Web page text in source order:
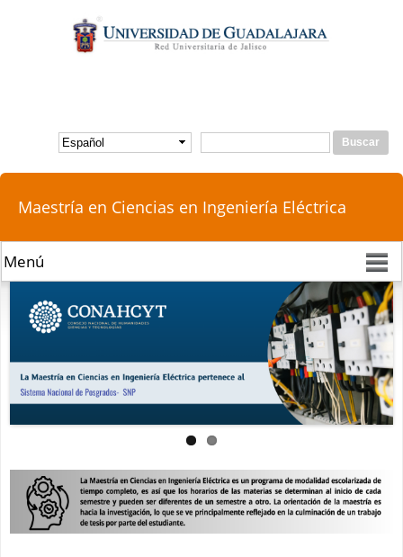
contenido
principal
Formulario de búsqueda
Buscar
Maestría en Ciencias en Ingeniería Eléctrica